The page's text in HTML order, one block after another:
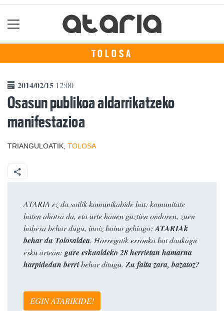
TOLOSA
2014/02/15 12:00
Osasun publikoa aldarrikatzeko
manifestazioa
TRIANGULOATIK, TOLOSA
ATARIA ez da soilik komunikabide bat: komunitate
baten ahotsa da, eta urte hauen guztien ondoren, zuen
babesa behar dugu, inoiz baino gehiago:ATARIAk
behar du Tolosaldea. Horregatik erronka bat daukagu
esku artean: gure eskualdeko 28 herrietan hamarna
harpidedun berribehar ditugu. Zu falta zara, bazatoz?
EGIN ATARIKIDE!